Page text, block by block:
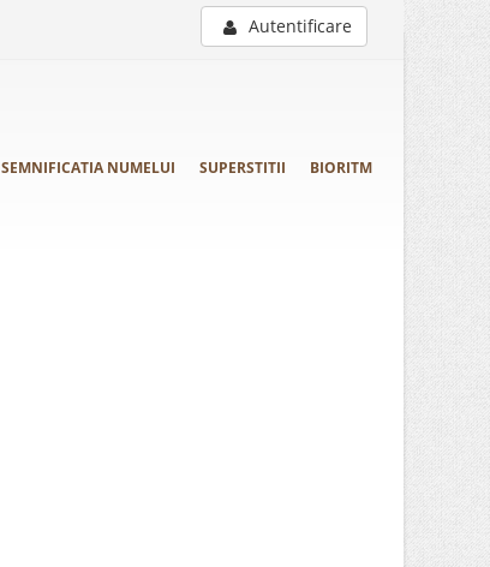
Autentificare
SEMNIFICATIA NUMELUI SUPERSTITII BIORITM